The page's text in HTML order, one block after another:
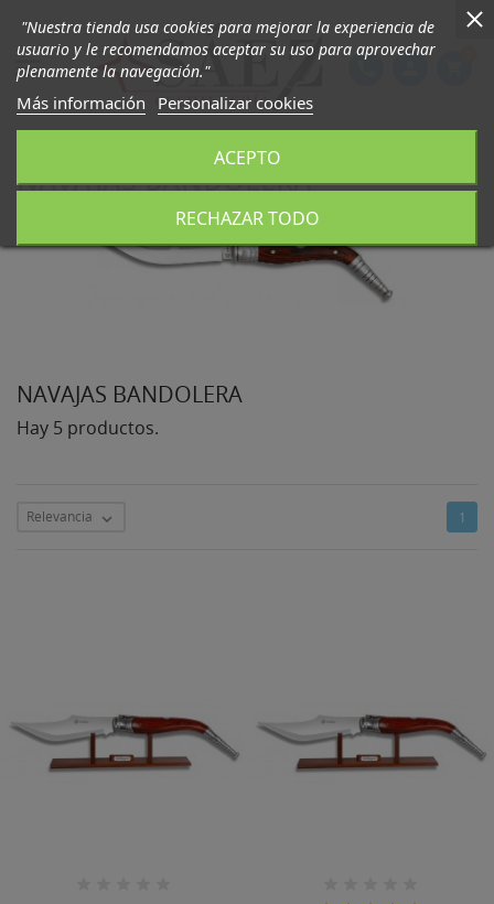

NAVAJAS BANDOLERA
NAVAJAS BANDOLERA
Hay 5 productos.
Relevancia  1
"Nuestra tienda usa cookies para mejorar la experiencia de
usuario y le recomendamos aceptar su uso para aprovechar
plenamente la navegación."
Más información Personalizar cookies
RECHAZAR TODO
ACEPTO